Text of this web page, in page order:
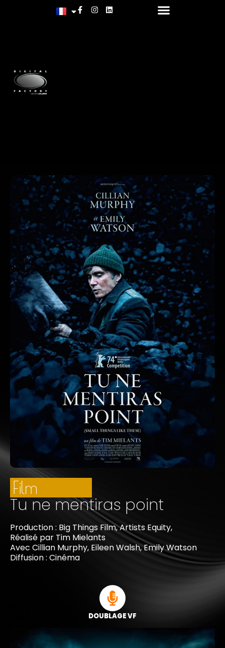
Film
Tu ne mentiras point
Production : Big Things Film, Artists Equity,
Réalisé par Tim Mielants
Avec Cillian Murphy, Eileen Walsh, Emily Watson
Diffusion : Cinéma
DOUBLAGE VF